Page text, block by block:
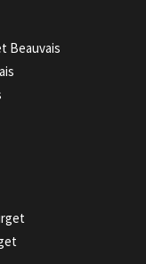
Beauvais